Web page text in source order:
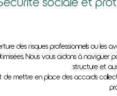
des risques professionnels ou les
Nous vous aidons à naviguer
structure et
mettre en place des accords